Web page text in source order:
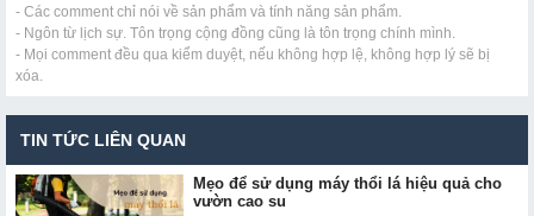
- Các comment chỉ nói về sản phẩm và tính năng sản phẩm.
- Ngôn từ lịch sự. Tôn trọng cộng đồng cũng là tôn trọng chính mình.
- Mọi comment đều qua kiểm duyệt, nếu không hợp lệ, không hợp lý sẽ bị
xóa.
TIN TỨC LIÊN QUAN
Mẹo để sử dụng máy thổi lá hiệu quả cho
vườn cao su